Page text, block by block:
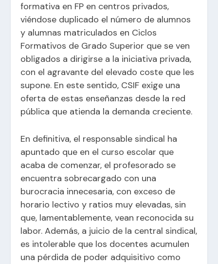
formativa en FP en centros privados,
viéndose duplicado el número de alumnos
y alumnas matriculados en Ciclos
Formativos de Grado Superior que se ven
obligados a dirigirse a la iniciativa privada,
con el agravante del elevado coste que les
supone. En este sentido, CSIF exige una
oferta de estas enseñanzas desde la red
pública que atienda la demanda creciente.
En definitiva, el responsable sindical ha
apuntado que en el curso escolar que
acaba de comenzar, el profesorado se
encuentra sobrecargado con una
burocracia innecesaria, con exceso de
horario lectivo y ratios muy elevadas, sin
que, lamentablemente, vean reconocida su
labor. Además, a juicio de la central sindical,
es intolerable que los docentes acumulen
una pérdida de poder adquisitivo como